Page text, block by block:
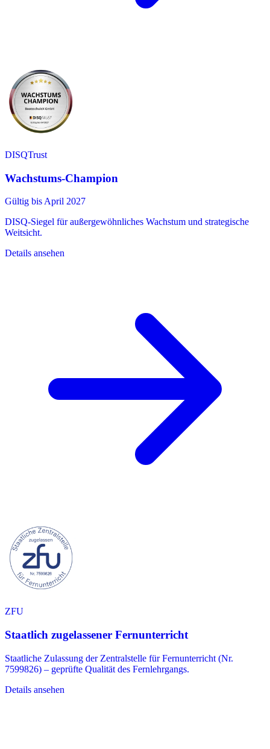
DISQTrust
Wachstums-Champion
Gültig bis April 2027
DISQ-Siegel für außergewöhnliches Wachstum und strategische
Weitsicht.
Details ansehen
ZFU
Staatlich zugelassener Fernunterricht
Staatliche Zulassung der Zentralstelle für Fernunterricht (Nr.
7599826) – geprüfte Qualität des Fernlehrgangs.
Details ansehen